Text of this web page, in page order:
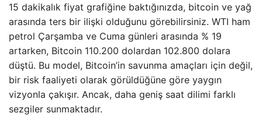
15 dakikalık fiyat grafiğine baktığınızda, bitcoin ve yağ
arasında ters bir ilişki olduğunu görebilirsiniz. WTI ham
petrol Çarşamba ve Cuma günleri arasında % 19
artarken, Bitcoin 110.200 dolardan 102.800 dolara
düştü. Bu model, Bitcoin’in savunma amaçları için değil,
bir risk faaliyeti olarak görüldüğüne göre yaygın
vizyonla çakışır. Ancak, daha geniş saat dilimi farklı
sezgiler sunmaktadır.